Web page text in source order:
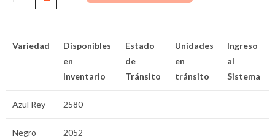
Variedad
Disponibles
en
Inventario
Estado
de
Tránsito
Unidades
en
tránsito
Ingreso
al
Sistema
Azul Rey 2580
Negro 2052